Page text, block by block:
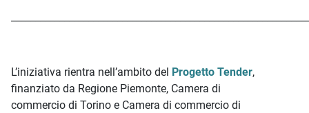
L’iniziativa rientra nell’ambito del Progetto Tender,
finanziato da Regione Piemonte, Camera di
commercio di Torino e Camera di commercio di